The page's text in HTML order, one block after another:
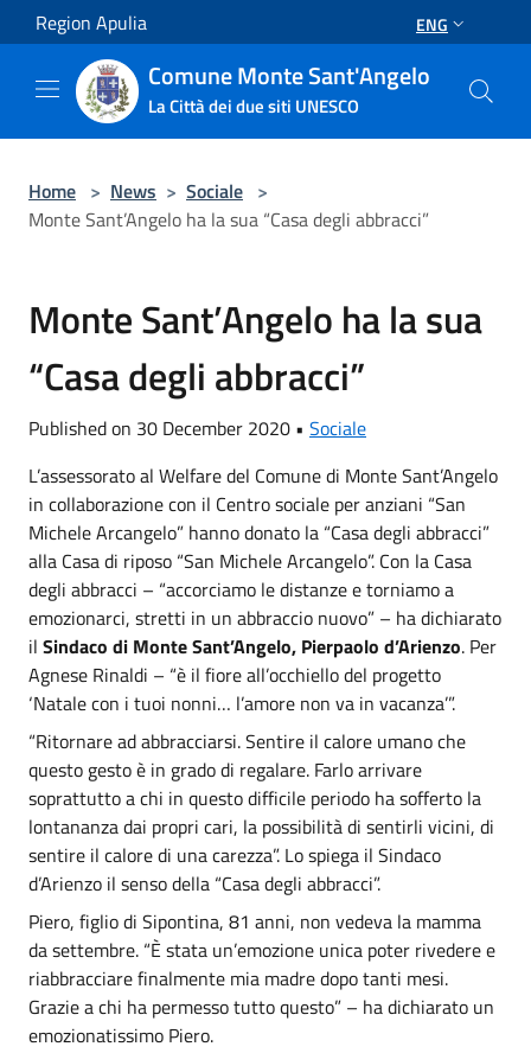
Salta al contenuto principale
Region Apulia ENG
Comune Monte Sant'Angelo
La Città dei due siti UNESCO
Home > News > Sociale >
Monte Sant’Angelo ha la sua “Casa degli abbracci”
Monte Sant’Angelo ha la sua
“Casa degli abbracci”
Published on 30 December 2020 • Sociale
L’assessorato al Welfare del Comune di Monte Sant’Angelo
in collaborazione con il Centro sociale per anziani “San
Michele Arcangelo” hanno donato la “Casa degli abbracci”
alla Casa di riposo “San Michele Arcangelo”. Con la Casa
degli abbracci – “accorciamo le distanze e torniamo a
emozionarci, stretti in un abbraccio nuovo” – ha dichiarato
il Sindaco di Monte Sant’Angelo, Pierpaolo d’Arienzo. Per
Agnese Rinaldi – “è il fiore all’occhiello del progetto
‘Natale con i tuoi nonni… l’amore non va in vacanza’”.
“Ritornare ad abbracciarsi. Sentire il calore umano che
questo gesto è in grado di regalare. Farlo arrivare
soprattutto a chi in questo difficile periodo ha sofferto la
lontananza dai propri cari, la possibilità di sentirli vicini, di
sentire il calore di una carezza”. Lo spiega il Sindaco
d’Arienzo il senso della “Casa degli abbracci”.
Piero, figlio di Sipontina, 81 anni, non vedeva la mamma
da settembre. “È stata un’emozione unica poter rivedere e
riabbracciare finalmente mia madre dopo tanti mesi.
Grazie a chi ha permesso tutto questo” – ha dichiarato un
emozionatissimo Piero.